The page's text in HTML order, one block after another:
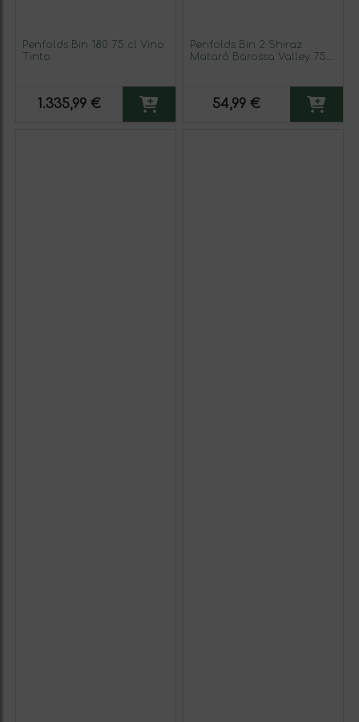
Penfolds Bin 180 75 cl Vino
Tinto
1.335,99 €
Penfolds Bin 2 Shiraz
Mataró Barossa Valley 75
54,99 €